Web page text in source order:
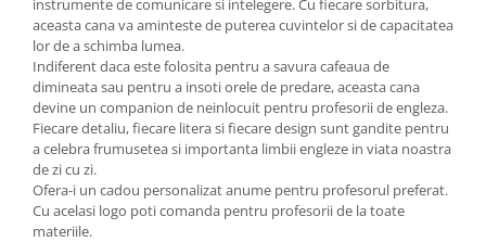
instrumente de comunicare si intelegere. Cu fiecare sorbitura,
aceasta cana va aminteste de puterea cuvintelor si de capacitatea
lor de a schimba lumea.
Indiferent daca este folosita pentru a savura cafeaua de
dimineata sau pentru a insoti orele de predare, aceasta cana
devine un companion de neinlocuit pentru profesorii de engleza.
Fiecare detaliu, fiecare litera si fiecare design sunt gandite pentru
a celebra frumusetea si importanta limbii engleze in viata noastra
de zi cu zi.
Ofera-i un cadou personalizat anume pentru profesorul preferat.
Cu acelasi logo poti comanda pentru profesorii de la toate
materiile.